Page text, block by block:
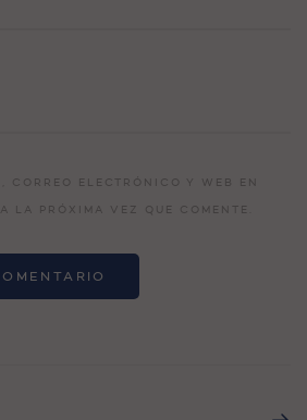
CORREO ELECTRÓNICO Y WEB EN
LA PRÓXIMA VEZ QUE COMENTE.